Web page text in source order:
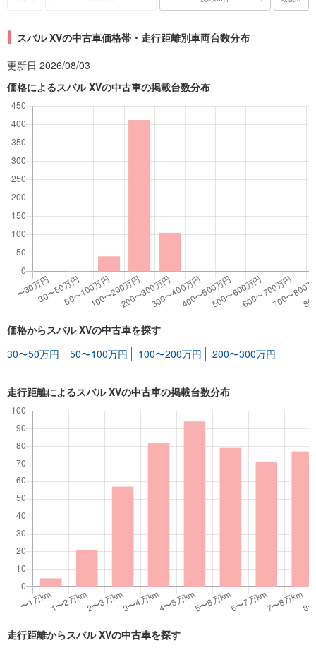
スバル XVの中古車価格帯・走行距離別車両台数分布
更新日 2026/08/03
価格によるスバル XVの中古車の掲載台数分布
価格からスバル XVの中古車を探す
30〜50万円
50〜100万円 100〜200万円 200〜300万円
走行距離によるスバル XVの中古車の掲載台数分布
走行距離からスバル XVの中古車を探す